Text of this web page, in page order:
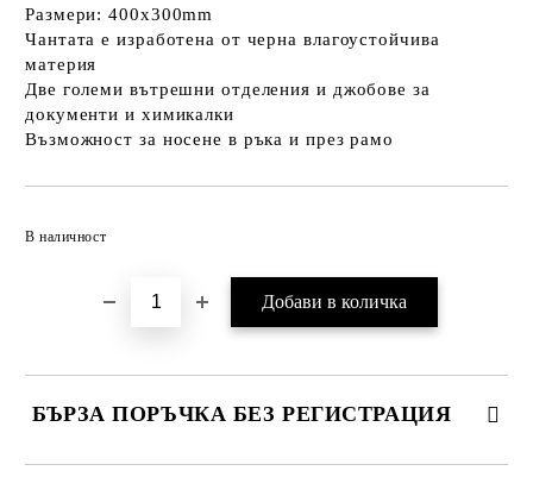
Размери: 400x300mm
Чантата е изработена от черна влагоустойчива
материя
Две големи вътрешни отделения и джобове за
документи и химикалки
Възможност за носене в ръка и през рамо
В наличност
БЪРЗА ПОРЪЧКА БЕЗ РЕГИСТРАЦИЯ